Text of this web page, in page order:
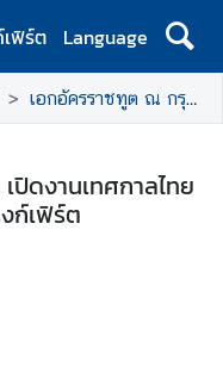
ฟิร์ต
Language
เอกอัครราชทูต ณ กรุงเบอร์ลิน เปิดงานเทศกาลไทย MainThailandFest ที่นครแฟรงก์เฟิร์ต
ปิดงานเทศกาลไทย
ก์เฟิร์ต